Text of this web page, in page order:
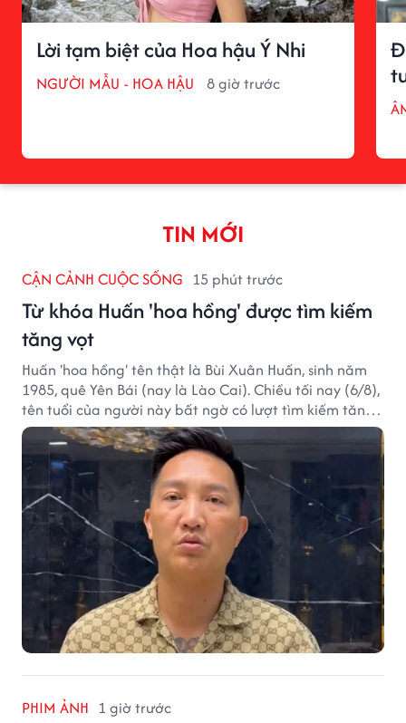
Lời tạm biệt của Hoa hậu Ý Nhi
NGƯỜI MẪU - HOA HẬU 8 giờ trước
TIN MỚI
CẬN CẢNH CUỘC SỐNG 15 phút trước
Từ khóa Huấn 'hoa hồng' được tìm kiếm
tăng vọt
Huấn 'hoa hồng' tên thật là Bùi Xuân Huấn, sinh năm
1985, quê Yên Bái (nay là Lào Cai). Chiều tối nay (6/8),
tên tuổi của người này bất ngờ có lượt tìm kiếm tăng
vọt.
PHIM ẢNH 1 giờ trước